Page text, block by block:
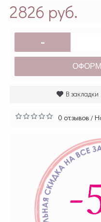
2826 руб.
-
В закладки
0 отзывов/